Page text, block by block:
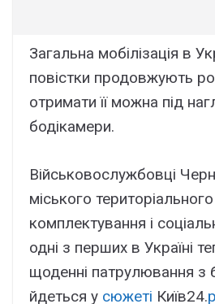
Загальна мобілізація в
повістки продовжують
отримати її можна під
бодікамери.
Військовослужбовці
міського
комплектування і
одні з перших в Україні
щоденні патрулювання з
йдеться у сюжеті Київ24.